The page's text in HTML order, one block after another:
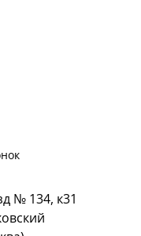
№ 134, к31